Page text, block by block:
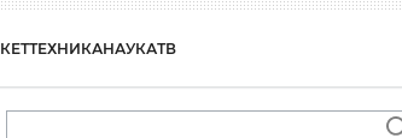
ТЕХНИКАНАУКАТВ